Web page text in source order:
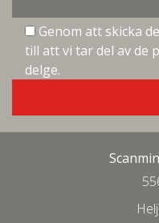
Genom att skicka
till att vi tar del av de
delge.